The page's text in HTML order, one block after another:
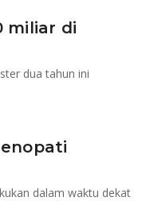
miliar di
dua tahun ini
dalam waktu dekat